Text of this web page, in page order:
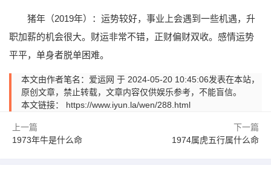
猪年（2019年）：运势较好，事业上会遇到一些机遇，升
职加薪的机会很大。财运非常不错，正财偏财双收。感情运势
平平，单身者脱单困难。
本文由作者笔名：爱运网 于 2024-05-20 10:45:06发表在本站，
原创文章，禁止转载，文章内容仅供娱乐参考，不能盲信。
本文链接： https://www.iyun.la/wen/288.html
上一篇
1973年牛是什么命
下一篇
1974属虎五行属什么命